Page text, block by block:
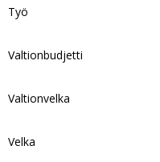
Työ
Valtionbudjetti
Valtionvelka
Velka